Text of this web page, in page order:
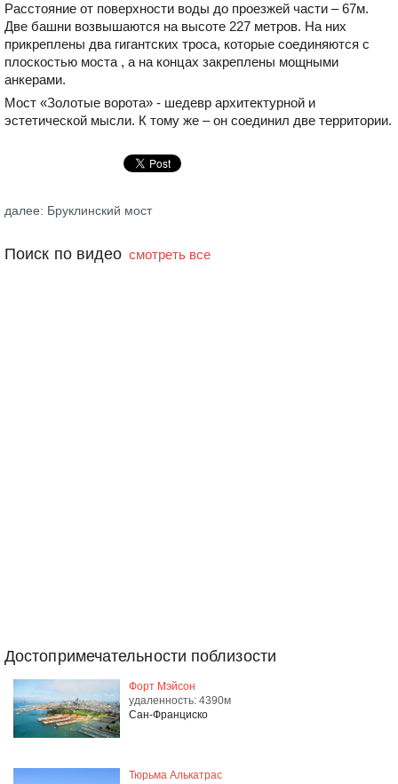
Расстояние от поверхности воды до проезжей части – 67м.
Две башни возвышаются на высоте 227 метров. На них
прикреплены два гигантских троса, которые соединяются с
плоскостью моста , а на концах закреплены мощными
анкерами.
Мост «Золотые ворота» - шедевр архитектурной и
эстетической мысли. К тому же – он соединил две территории.
далее: Бруклинский мост
Поиск по видео смотреть все
Достопримечательности поблизости
Форт Мэйсон
удаленность: 4390м
Сан-Франциско
Тюрьма Алькатрас